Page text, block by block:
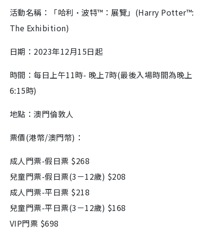
活動名稱：「哈利·波特™：展覽」(Harry Potter™:
The Exhibition)
日期：2023年12月15日起
時間：每日上午11時- 晚上7時(最後入場時間為晚上
6:15時)
地點：澳門倫敦人
票價(港幣/澳門幣)：
成人門票-假日票 $268
兒童門票-假日票(3－12歲) $208
成人門票-平日票 $218
兒童門票-平日票(3－12歲) $168
VIP門票 $698